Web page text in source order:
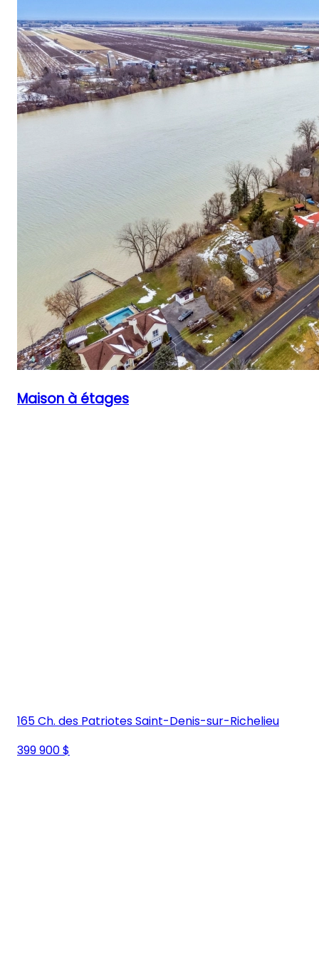
Maison à étages
165 Ch. des Patriotes Saint-Denis-sur-Richelieu
399 900 $